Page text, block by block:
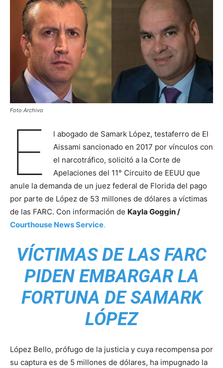
Foto Archivo
E
l abogado de Samark López, testaferro de El
Aissami sancionado en 2017 por vínculos con
el narcotráfico, solicitó a la Corte de
Apelaciones del 11° Circuito de EEUU que
anule la demanda de un juez federal de Florida del pago
por parte de López de 53 millones de dólares a víctimas
de las FARC. Con información de Kayla Goggin /
Courthouse News Service.
VÍCTIMAS DE LAS FARC
PIDEN EMBARGAR LA
FORTUNA DE SAMARK
LÓPEZ
López Bello, prófugo de la justicia y cuya recompensa por
su captura es de 5 millones de dólares, ha impugnado la